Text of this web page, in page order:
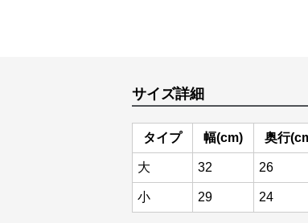
サイズ詳細
タイプ 幅(cm) 奥行
大 32 26
小 29 24